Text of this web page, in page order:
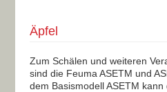
Äpfel
Zum Schälen und weiteren
sind die Feuma ASETM und
dem Basismodell ASETM kann